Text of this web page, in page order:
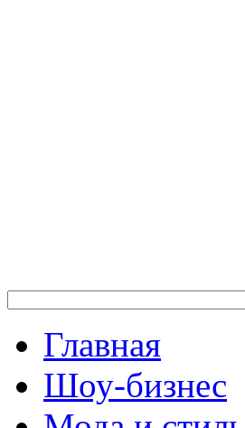
Главная
Шоу-бизнес